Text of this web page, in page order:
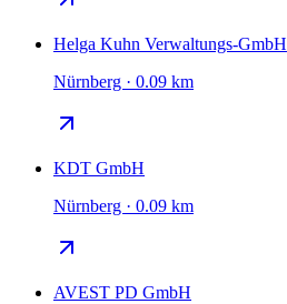
Helga Kuhn Verwaltungs-GmbH
Nürnberg · 0.09 km
KDT GmbH
Nürnberg · 0.09 km
AVEST PD GmbH